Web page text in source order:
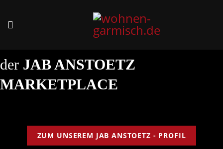
der JAB ANSTOETZ
MARKETPLACE
ZUM UNSEREM JAB ANSTOETZ - PROFIL